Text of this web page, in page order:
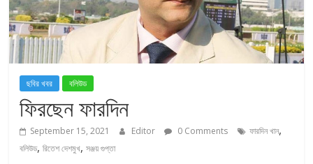
ছবির খবর বলিউড
ফিরছেন ফারদিন
September 15, 2021 Editor 0 Comments ফারদিন খান,
বলিউড,রিতেশ দেশমুখ,সঞ্জয় গুপ্তা